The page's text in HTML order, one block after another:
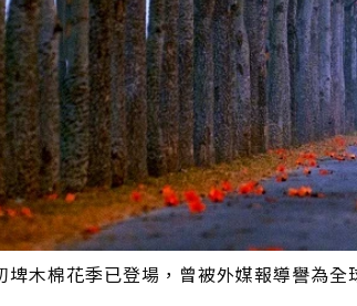
埤木棉花季已登場，曾被外媒報導譽為